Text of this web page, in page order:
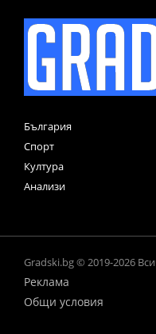
България
Спорт
Култура
Анализи
Gradski.bg © 2019-2026
Реклама
Общи условия